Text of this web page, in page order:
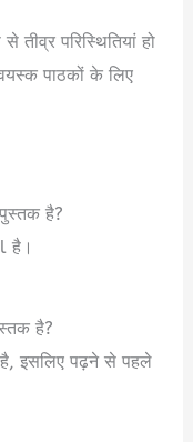
परिस्थितियां हो
पाठकों के लिए
है?
है।
है?
इसलिए पढ़ने से पहले